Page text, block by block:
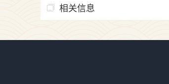
相关信息